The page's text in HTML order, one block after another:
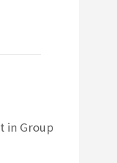
in Group